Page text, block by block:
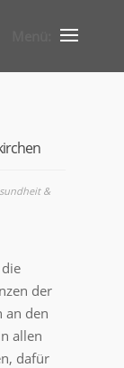
&
der
an den
allen
dafür